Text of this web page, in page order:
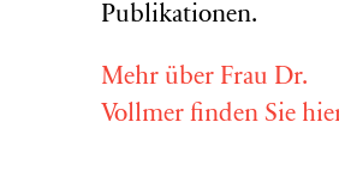
Publikationen.
Mehr über Frau Dr.
Vollmer finden Sie